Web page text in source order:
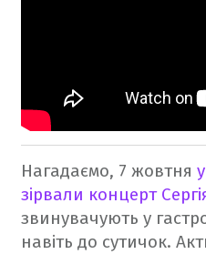
Нагадаємо, 7 жовтня
зірвали концерт
звинувачують у
навіть до сутичок.